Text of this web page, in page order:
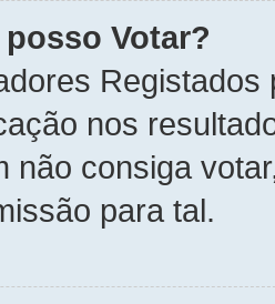
Votar?
nos
não consiga
para tal.